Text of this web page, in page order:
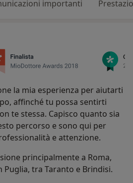
importanti
la mia esperienza per aiutarti
affinché tu possa sentirti
te stessa. Capisco quanto sia
percorso e sono qui per
e attenzione.
principalmente a Roma,
Puglia, tra Taranto e Brindisi.